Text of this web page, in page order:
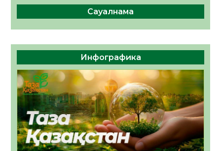
Сауалнама
Инфографика